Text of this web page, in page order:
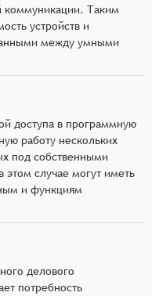
Таким
устройств и
между умными
доступа в программную
работу нескольких
под собственными
этом случае могут иметь
и функциям
делового
потребность